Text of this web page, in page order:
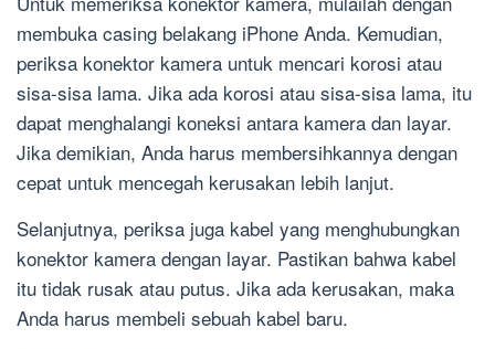
membuka casing belakang iPhone Anda. Kemudian,
periksa konektor kamera untuk mencari korosi atau
sisa-sisa lama. Jika ada korosi atau sisa-sisa lama, itu
dapat menghalangi koneksi antara kamera dan layar.
Jika demikian, Anda harus membersihkannya dengan
cepat untuk mencegah kerusakan lebih lanjut.
Selanjutnya, periksa juga kabel yang menghubungkan
konektor kamera dengan layar. Pastikan bahwa kabel
itu tidak rusak atau putus. Jika ada kerusakan, maka
Anda harus membeli sebuah kabel baru.